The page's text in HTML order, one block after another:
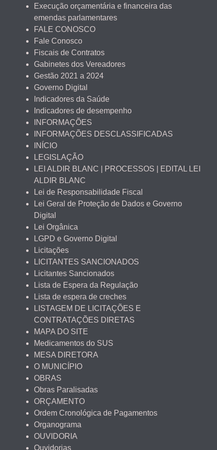
Execução orçamentária e financeira das
emendas parlamentares
FALE CONOSCO
Fale Conosco
Fiscais de Contratos
Gabinetes dos Vereadores
Gestão 2021 a 2024
Governo Digital
Indicadores da Saúde
Indicadores de desempenho
INFORMAÇÕES
INFORMAÇÕES DESCLASSIFICADAS
INÍCIO
LEGISLAÇÃO
LEI ALDIR BLANC | PROCESSOS | EDITAL LEI
ALDIR BLANC
Lei de Responsabilidade Fiscal
Lei Geral de Proteção de Dados e Governo
Digital
Lei Orgânica
LGPD e Governo Digital
Licitações
LICITANTES SANCIONADOS
Licitantes Sancionados
Lista de Espera da Regulação
Lista de espera de creches
LISTAGEM DE LICITAÇÕES E
CONTRATAÇÕES DIRETAS
MAPA DO SITE
Medicamentos do SUS
MESA DIRETORA
O MUNICÍPIO
OBRAS
Obras Paralisadas
ORÇAMENTO
Ordem Cronológica de Pagamentos
Organograma
OUVIDORIA
Ouvidorias